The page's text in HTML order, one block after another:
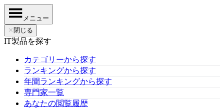
メニュー
✕ 閉じる
IT製品を探す
カテゴリーから探す
ランキングから探す
年間ランキングから探す
専門家一覧
あなたの閲覧履歴